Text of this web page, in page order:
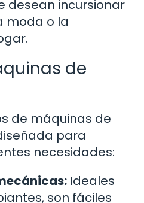
desean incursionar
moda o la
de
de máquinas de
para
necesidades:
Ideales
son fáciles